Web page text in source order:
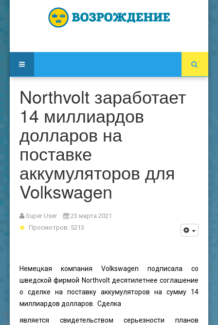
Northvolt заработает
14 миллиардов
долларов на
поставке
аккумуляторов для
Volkswagen
Super User
23 марта 2021
Просмотров: 5213
Немецкая компания Volkswagen подписала со
шведской фирмой Northvolt десятилетнее соглашение
о сделке на поставку аккумуляторов на сумму 14
миллиардов долларов. Сделка
является свидетельством серьезности планов